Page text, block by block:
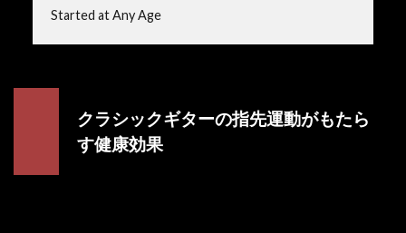
Started at Any Age
クラシックギターの指先運動がもたら
す健康効果